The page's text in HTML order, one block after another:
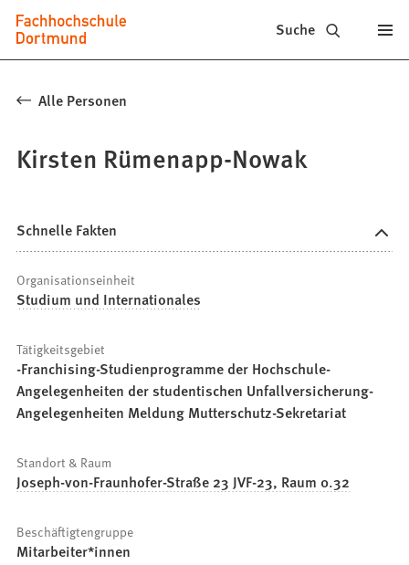
Inhalt anspringen
Fachhochschule
Dortmund
-
Studiengänge,
Suche
Alle Personen
Kirsten Rümenapp-Nowak
Schnelle Fakten
Organisationseinheit
Studium und Internationales
Tätigkeitsgebiet
-Franchising-Studienprogramme der Hochschule-
Angelegenheiten der studentischen Unfallversicherung-
Angelegenheiten Meldung Mutterschutz-Sekretariat
Standort & Raum
Joseph-von-Fraunhofer-Straße 23 JVF-23, Raum 0.32
Beschäftigtengruppe
Mitarbeiter*innen